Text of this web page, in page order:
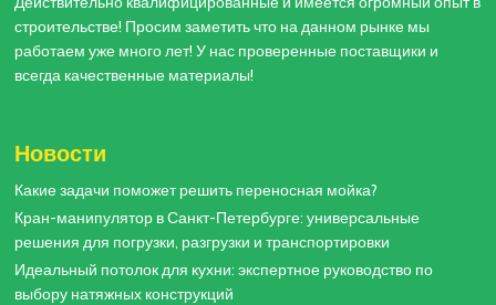
строительстве! Просим заметить что на данном рынке мы
работаем уже много лет! У нас проверенные поставщики и
всегда качественные материалы!
Новости
Какие задачи поможет решить переносная мойка?
Кран-манипулятор в Санкт-Петербурге: универсальные
решения для погрузки, разгрузки и транспортировки
Идеальный потолок для кухни: экспертное руководство по
выбору натяжных конструкций